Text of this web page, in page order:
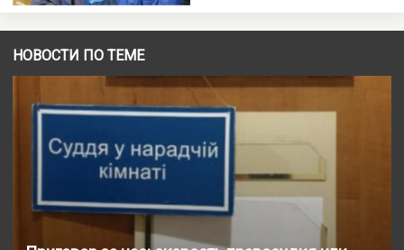
НОВОСТИ ПО ТЕМЕ